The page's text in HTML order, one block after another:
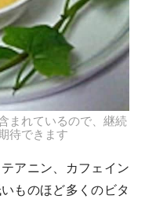
まれているので、継続
待できます
アニン、カフェイン
ものほど多くのビタ